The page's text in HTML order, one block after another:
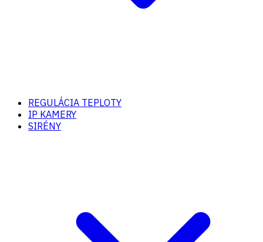
REGULÁCIA TEPLOTY
IP KAMERY
SIRÉNY